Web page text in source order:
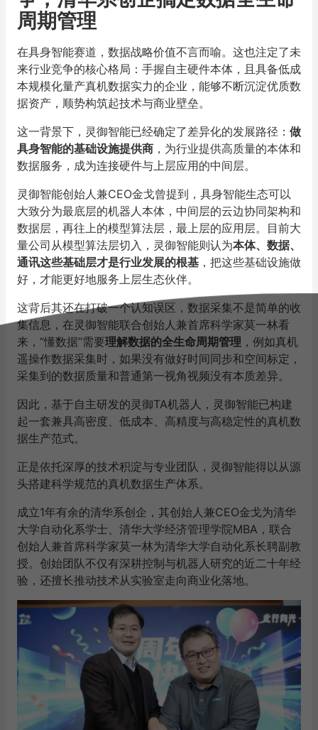
周期管理
在具身智能赛道，数据战略价值不言而喻。这也注定了未
来行业竞争的核心格局：手握自主硬件本体，且具备低成
本规模化量产真机数据实力的企业，能够不断沉淀优质数
据资产，顺势构筑起技术与商业壁垒。
这一背景下，灵御智能已经确定了差异化的发展路径： 做
具身智能的基础设施提供商 ，为行业提供高质量的本体和
数据服务，成为连接硬件与上层应用的中间层。
灵御智能创始人兼CEO金戈曾提到，具身智能生态可以
大致分为最底层的机器人本体，中间层的云边协同架构和
数据层，再往上的模型算法层，最上层的应用层。目前大
量公司从模型算法层切入，灵御智能则认为本体、数据、
通讯这些基础层才是行业发展的根基 ，把这些基础设施做
好，才能更好地服务上层生态伙伴。
这背后其还在打破一个认知误区，数据采集不是简单的收
集信息，在灵御智能联合创始人兼首席科学家莫一林看
来，“懂数据”需要理解数据的全生命周期管理 ，例如真机
遥操作数据采集时，如果没有做好时间同步和空间标定，
采集到的数据质量和普通第一视角视频没有本质差异。
因此，基于自主研发的灵御TA机器人，灵御智能已构建
起一套兼具高密度、低成本、高精度与高稳定性的真机数
据生产范式。
正是依托深厚的技术积淀与专业团队，灵御智能得以从源
头搭建科学规范的真机数据生产体系。
成立1年有余的清华系创企，其创始人兼CEO金戈为清华
大学自动化系学士、清华大学经济管理学院MBA，联合
创始人兼首席科学家莫一林为清华大学自动化系长聘副教
授。创始团队不仅有深耕控制与机器人研究的近二十年经
验，还擅长推动技术从实验室走向商业化落地。